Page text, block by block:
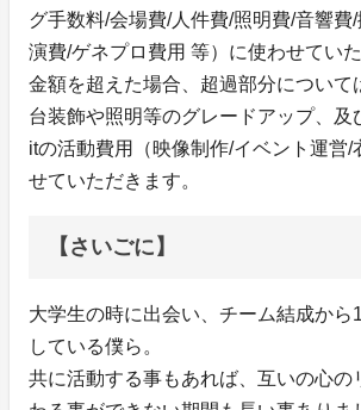
グ手数料/会場費/人件費/照明費/音響費
演費/ゲネプロ費用 等）に使わせてい
金額を超えた場合、超過部分について
台装飾や照明等のグレードアップ、及
itの活動費用（映像制作/イベント運営/
せていただきます。
【さいごに】
大学生の時に出会い、チーム結成から
している僕ら。
共に活動する事もあれば、互いの心の